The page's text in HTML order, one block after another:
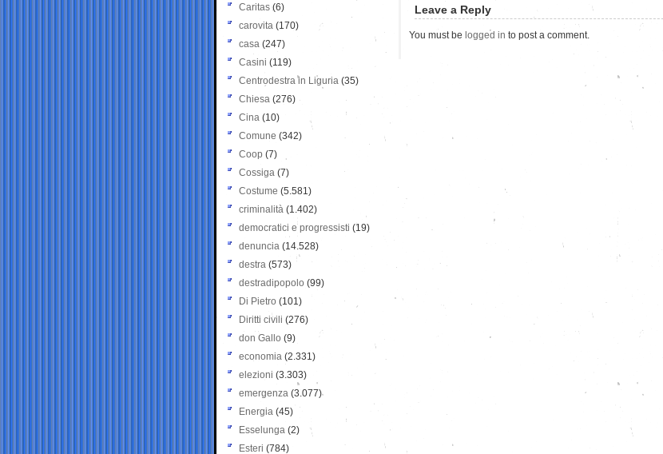
Leave a Reply
You must be logged in to post a comment.
Caritas (6)
carovita (170)
casa (247)
Casini (119)
Centrodestra in Liguria (35)
Chiesa (276)
Cina (10)
Comune (342)
Coop (7)
Cossiga (7)
Costume (5.581)
criminalità (1.402)
democratici e progressisti (19)
denuncia (14.528)
destra (573)
destradipopolo (99)
Di Pietro (101)
Diritti civili (276)
don Gallo (9)
economia (2.331)
elezioni (3.303)
emergenza (3.077)
Energia (45)
Esselunga (2)
Esteri (784)